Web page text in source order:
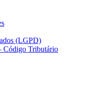
(LGPD)
Tributário